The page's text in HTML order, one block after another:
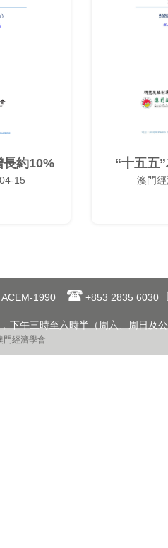
長約10%
15
“十五五
澳門
ACEM-1990
+853 2835 6030
下午三時至六時半（周六、周日及
經濟學會